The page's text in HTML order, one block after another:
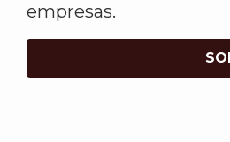
empresas.